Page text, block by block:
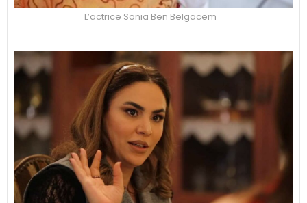
L’actrice Sonia Ben Belgacem